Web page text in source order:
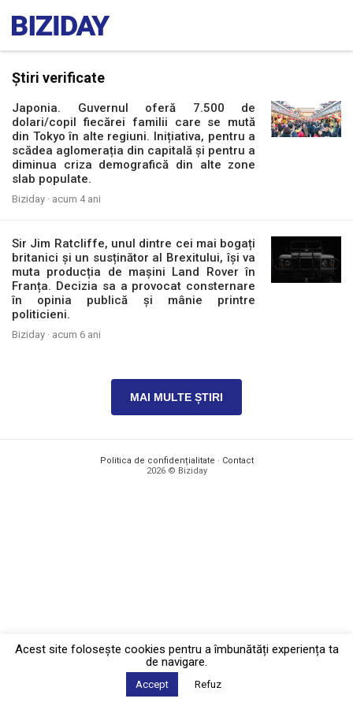
Știri verificate
Japonia. Guvernul oferă 7.500 de
dolari/copil fiecărei familii care se mută
din Tokyo în alte regiuni. Inițiativa, pentru a
scădea aglomerația din capitală și pentru a
diminua criza demografică din alte zone
slab populate.
Biziday · acum 4 ani
Sir Jim Ratcliffe, unul dintre cei mai bogați
britanici și un susținător al Brexitului, își va
muta producția de mașini Land Rover în
Franța. Decizia sa a provocat consternare
în opinia publică și mânie printre
politicieni.
Biziday · acum 6 ani
MAI MULTE ȘTIRI
Politica de confidențialitate · Contact
2026 © Biziday
Acest site foloseşte cookies pentru a îmbunătăți experiența ta
de navigare.
Accept Refuz